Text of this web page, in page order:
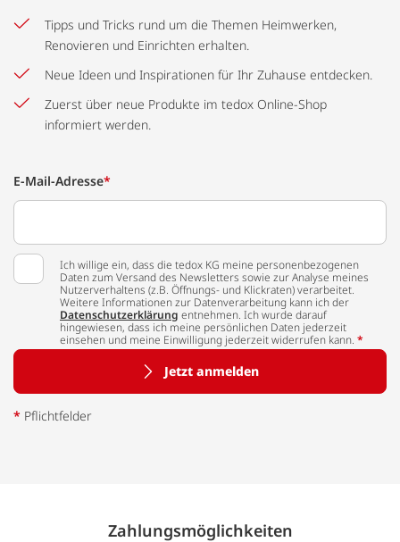
Tipps und Tricks rund um die Themen Heimwerken,
Renovieren und Einrichten erhalten.
Neue Ideen und Inspirationen für Ihr Zuhause entdecken.
Zuerst über neue Produkte im tedox Online-Shop
informiert werden.
E-Mail-Adresse*
Ich willige ein, dass die tedox KG meine personenbezogenen
Daten zum Versand des Newsletters sowie zur Analyse meines
Nutzerverhaltens (z.B. Öffnungs- und Klickraten) verarbeitet.
Weitere Informationen zur Datenverarbeitung kann ich der
Datenschutzerklärung entnehmen. Ich wurde darauf
hingewiesen, dass ich meine persönlichen Daten jederzeit
einsehen und meine Einwilligung jederzeit widerrufen kann. *
Jetzt anmelden
* Pflichtfelder
Zahlungs­möglich­keiten